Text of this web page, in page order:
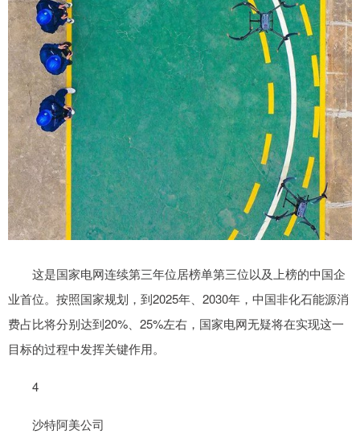
这是国家电网连续第三年位居榜单第三位以及上榜的中国企
业首位。按照国家规划，到2025年、2030年，中国非化石能源消
费占比将分别达到20%、25%左右，国家电网无疑将在实现这一
目标的过程中发挥关键作用。
4
沙特阿美公司